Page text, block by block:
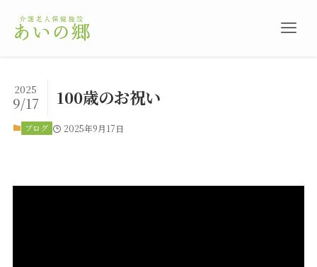
100歳のお祝い
2025
9/17
ブログ 2025年9月17日